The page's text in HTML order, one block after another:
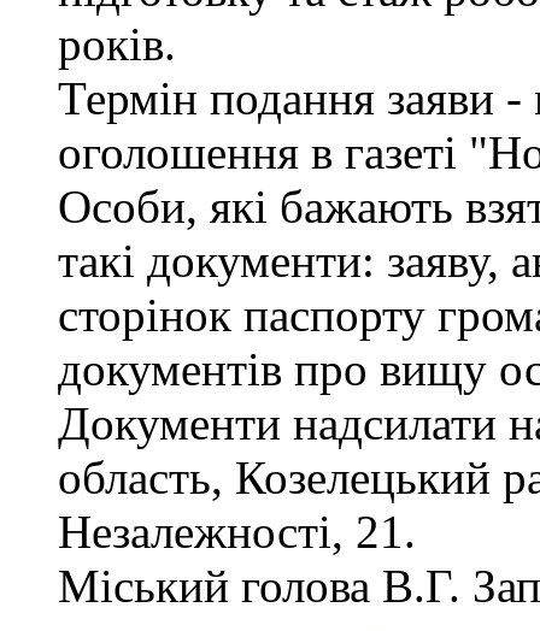
років.
Термін подання заяви -
оголошення в газеті
Особи, які бажають
такі документи: заяву,
сторінок паспорту
документів про вищу
Документи надсилати
область, Козелецький
Незалежності, 21.
Міський голова В.Г.